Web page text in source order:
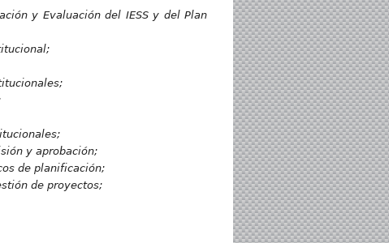
y Evaluación del IESS y del Plan
y aprobación;
de planificación;
de proyectos;